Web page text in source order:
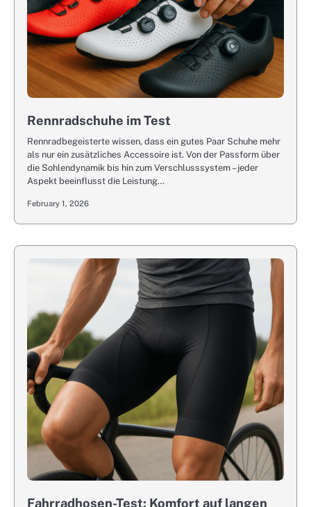
Rennradschuhe im Test
Rennradbegeisterte wissen, dass ein gutes Paar Schuhe mehr
als nur ein zusätzliches Accessoire ist. Von der Passform über
die Sohlendynamik bis hin zum Verschlusssystem – jeder
Aspekt beeinflusst die Leistung…
February 1, 2026
Fahrradhosen-Test: Komfort auf langen